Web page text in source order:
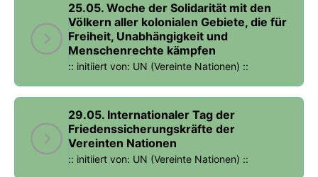
25.05. Woche der Solidarität mit den
Völkern aller kolonialen Gebiete, die für
Freiheit, Unabhängigkeit und
Menschenrechte kämpfen
:: initiiert von: UN (Vereinte Nationen) ::
29.05. Internationaler Tag der
Friedenssicherungskräfte der
Vereinten Nationen
:: initiiert von: UN (Vereinte Nationen) ::